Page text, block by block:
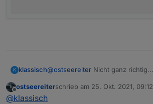
K klassisch@ostseereiter Nicht ganz richtig.
Also beispielsweise
Offline
ostseereiterschrieb am 25. Okt. 2021, 09:12
zuletzt editiert von
@klassisch